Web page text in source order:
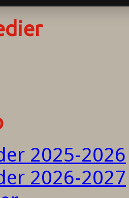
2025-2026
2026-2027